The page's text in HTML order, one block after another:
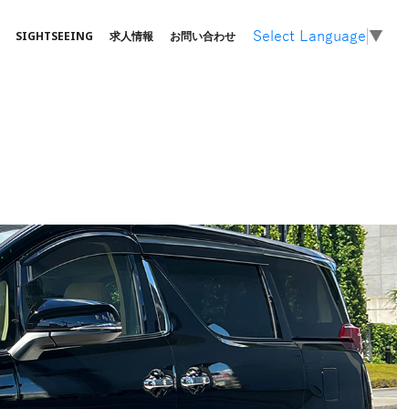
SIGHTSEEING 求⼈情報 お問い合わせ Select Language ▼